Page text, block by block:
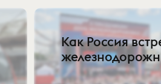
Как Россия